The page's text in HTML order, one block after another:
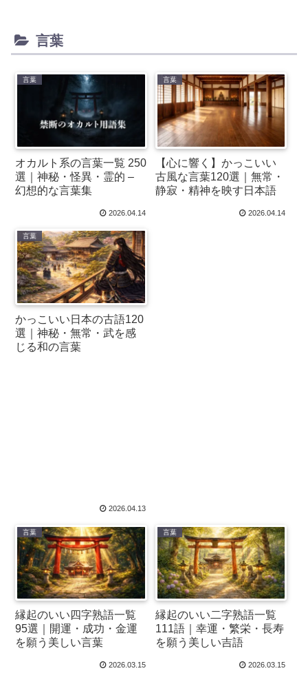
言葉
言葉
オカルト系の言葉一覧 250
選｜神秘・怪異・霊的 –
幻想的な言葉集
2026.04.14
言葉
【心に響く】かっこいい
古風な言葉120選｜無常・
静寂・精神を映す日本語
2026.04.14
言葉
かっこいい日本の古語120
選｜神秘・無常・武を感
じる和の言葉
2026.04.13
言葉
縁起のいい四字熟語一覧
95選｜開運・成功・金運
を願う美しい言葉
2026.03.15
言葉
縁起のいい二字熟語一覧
111語｜幸運・繁栄・長寿
を願う美しい吉語
2026.03.15